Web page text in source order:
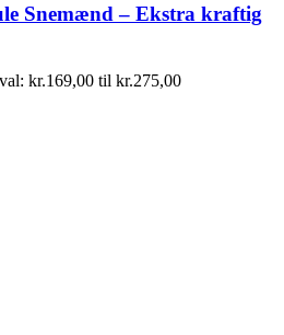
Snemænd – Ekstra kraftig
kr.169,00 til kr.275,00